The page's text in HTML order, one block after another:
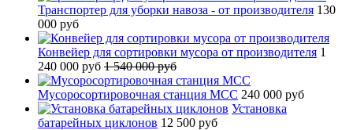
Транспортер для уборки навоза - от производителя 130
000 руб
Конвейер для сортировки мусора от производителя 1
240 000 руб 1 540 000 руб
Мусоросортировочная станция МСС 240 000 руб
Установка
батарейных циклонов 12 500 руб